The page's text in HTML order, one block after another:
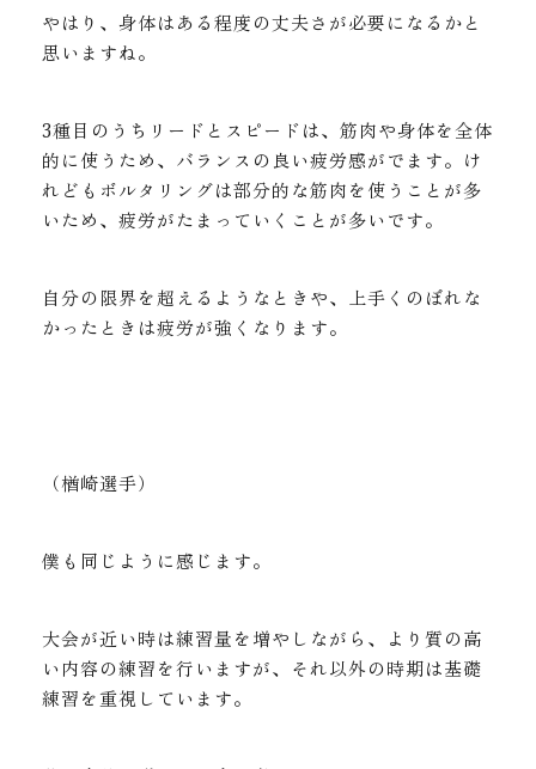
やはり、身体はある程度の丈夫さが必要になるかと
思いますね。
3種目のうちリードとスピードは、筋肉や身体を全体
的に使うため、バランスの良い疲労感がでます。け
れどもボルタリングは部分的な筋肉を使うことが多
いため、疲労がたまっていくことが多いです。
自分の限界を超えるようなときや、上手くのぼれな
かったときは疲労が強くなります。
（楢崎選手）
僕も同じように感じます。
大会が近い時は練習量を増やしながら、より質の高
い内容の練習を行いますが、それ以外の時期は基礎
練習を重視しています。